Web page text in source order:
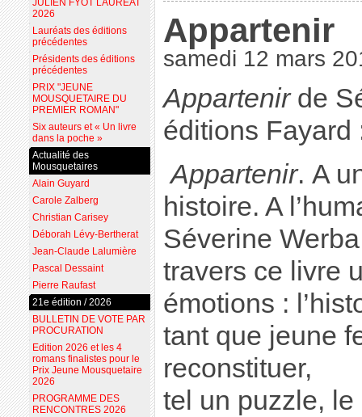
Appartenir
samedi 12 mars
Appartenirde
éditions Fayard
Appartenir. A
histoire. A
Séverine
travers ce livre
émotions :
tant que jeune
reconstituer,
tel un puzzle,
JULIEN FYOT LAURÉAT
2026
Lauréats des éditions
précédentes
Présidents des éditions
précédentes
PRIX "JEUNE
MOUSQUETAIRE DU
PREMIER ROMAN"
Six auteurs et « Un livre
dans la poche »
Actualité des
Mousquetaires
Alain Guyard
Carole Zalberg
Christian Carisey
Déborah Lévy-Bertherat
Jean-Claude Lalumière
Pascal Dessaint
Pierre Raufast
21e édition / 2026
BULLETIN DE VOTE PAR
PROCURATION
Edition 2026 et les 4
romans finalistes pour le
Prix Jeune Mousquetaire
2026
PROGRAMME DES
RENCONTRES 2026